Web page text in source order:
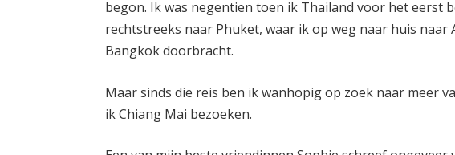
begon. Ik was negentien toen ik Thailand voor het eerst
rechtstreeks naar Phuket, waar ik op weg naar huis naar
Bangkok doorbracht.
Maar sinds die reis ben ik wanhopig op zoek naar meer
ik Chiang Mai bezoeken.